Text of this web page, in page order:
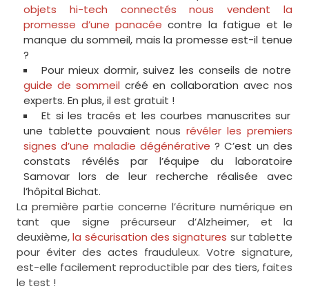
objets hi-tech connectés nous vendent la
promesse d’une panacée contre la fatigue et le
manque du sommeil, mais la promesse est-il tenue
?
Pour mieux dormir, suivez les conseils de notre
guide de sommeil créé en collaboration avec nos
experts. En plus, il est gratuit !
Et si les tracés et les courbes manuscrites sur
une tablette pouvaient nousrévéler les premiers
signes d’une maladie dégénérative? C’est un des
constats révélés par l’équipe du laboratoire
Samovar lors de leur recherche réalisée avec
l’hôpital Bichat.
La première partie concerne l’écriture numérique en
tant que signe précurseur d’Alzheimer, et la
deuxième,la sécurisation des signatures sur tablette
pour éviter des actes frauduleux. Votre signature,
est-elle facilement reproductible par des tiers, faites
le test !